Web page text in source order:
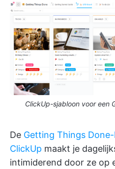
ClickUp-sjabloon voor een
De Getting Things
ClickUp maakt je
intimiderend door ze op